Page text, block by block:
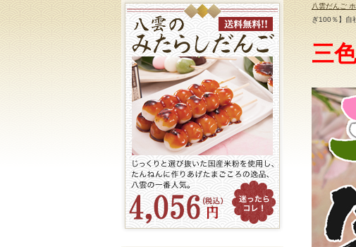
八雲だんご
ぎ100％】自
三